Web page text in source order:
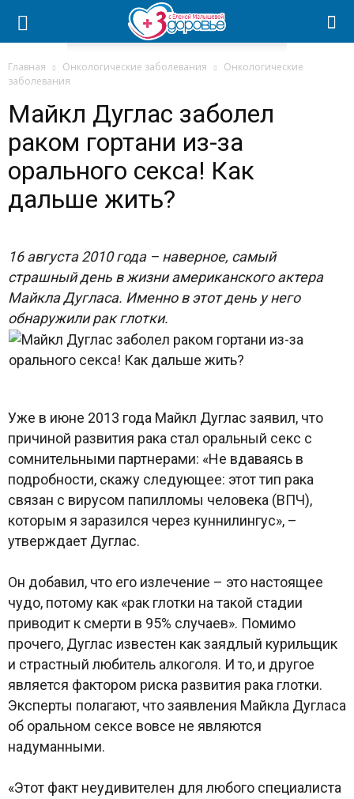
Главная Онкологические заболевания
Онкологические
заболевания
Майкл Дуглас заболел
раком гортани из-за
орального секса! Как
дальше жить?
16 августа 2010 года – наверное, самый
страшный день в жизни американского актера
Майкла Дугласа. Именно в этот день у него
обнаружили рак глотки.
Уже в июне 2013 года Майкл Дуглас заявил, что
причиной развития рака стал оральный секс с
сомнительными партнерами: «Не вдаваясь в
подробности, скажу следующее: этот тип рака
связан с вирусом папилломы человека (ВПЧ),
которым я заразился через куннилингус», –
утверждает Дуглас.
Он добавил, что его излечение – это настоящее
чудо, потому как «рак глотки на такой стадии
приводит к смерти в 95% случаев». Помимо
прочего, Дуглас известен как заядлый курильщик
и страстный любитель алкоголя. И то, и другое
является фактором риска развития рака глотки.
Эксперты полагают, что заявления Майкла Дугласа
об оральном сексе вовсе не являются
надуманными.
«Этот факт неудивителен для любого специалиста